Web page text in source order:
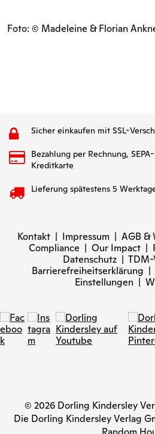
Foto: © Madeleine & Florian
Sicher einkaufen mit SSL-
Bezahlung per Rechnung,
Kreditkarte
Lieferung spätestens 5
Kontakt | Impressum | AGB &
Compliance | Our Impact |
Datenschutz |
Barrierefreiheitserklärung |
Einstellungen|
© 2026 Dorling Kindersley
Die Dorling Kindersley Verlag